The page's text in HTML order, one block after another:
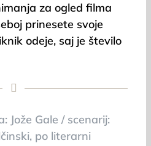
za ogled filma
prinesete svoje
odeje, saj je število
Jože Gale / scenarij:
po literarni